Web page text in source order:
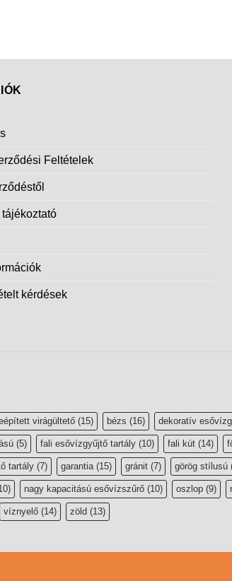
Feltételek
kérdések
virágültető (15) bézs (16) dekoratív
(5) fali esővízgyűjtő tartály (10) fali kút (14)
tartály (7) garantia(15) gránit (7) görög stílusú
nagy kapacitású esővízszűrő (10) oszlop (9)
víznyelő (14) zöld (13)